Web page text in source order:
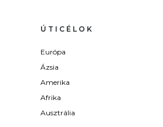
ÚTICÉLOK
Európa
Ázsia
Amerika
Afrika
Ausztrália